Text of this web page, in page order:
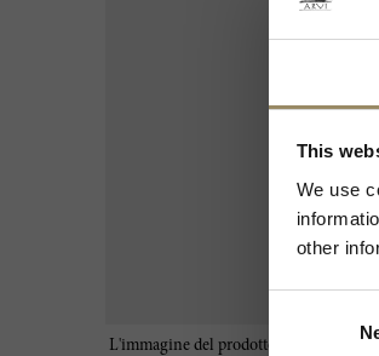
This
We use
other
L'immagine del prodotto è da